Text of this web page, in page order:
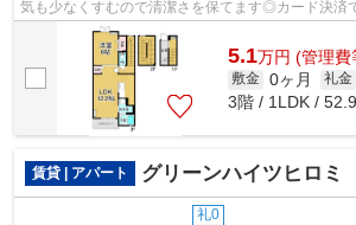
気も少なくすむので清潔さを保てます◎カード決済
初期費用や家賃支払いができます◎エスケ...
5.1万円 (管理費
敷金 0ヶ月 礼金
3階 / 1LDK /
賃貸 | アパート グリーンハイツヒロミ
礼0